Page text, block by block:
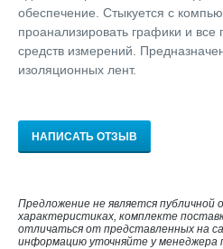
обеспечение. Стыкуется с
проанализировать графики и все
средств измерений.
изоляционных лент.
НАПИСАТЬ ОТЗЫВ
Предложение не является публичной
характеристиках, комплекте
отличаться от представленных на
информацию уточняйте у менеджера